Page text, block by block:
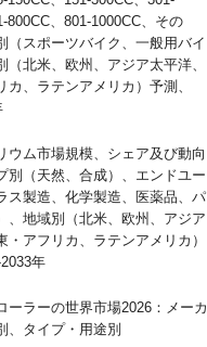
800CC、801-1000CC、その
（スポーツバイク、一般用バイ
（北米、欧州、アジア太平洋、
カ、ラテンアメリカ）予測、
ウム市場規模、シェア及び動向
別（天然、合成）、エンドユー
ス製造、化学製造、医薬品、パ
、地域別（北米、欧州、アジア
・アフリカ、ラテンアメリカ）
年
ーラーの世界市場2026：メーカ
、タイプ・用途別